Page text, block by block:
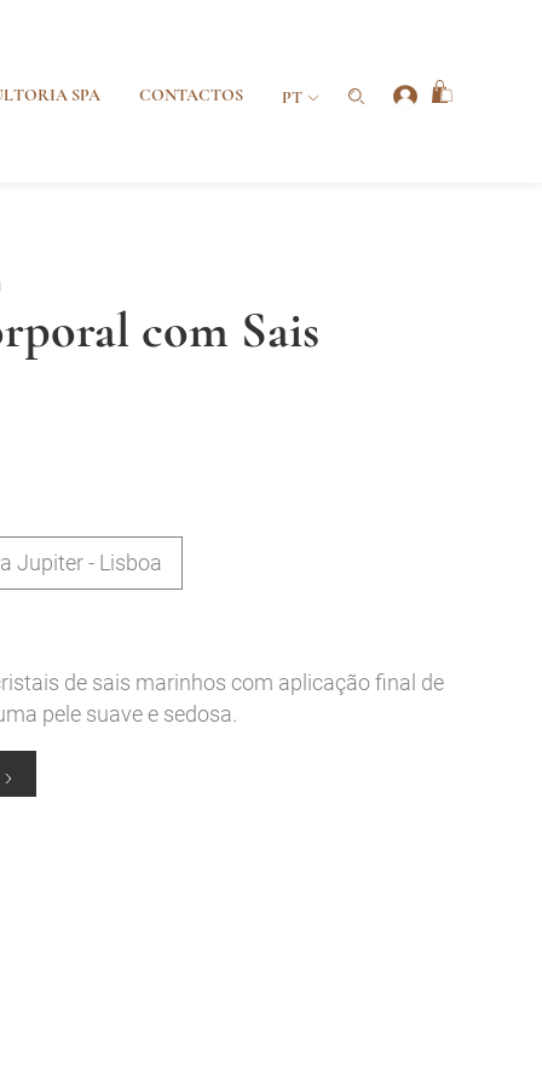
SPA CONTACTOS PT
com Sais
Jupiter - Lisboa
de sais marinhos com aplicação final de
pele suave e sedosa.